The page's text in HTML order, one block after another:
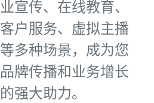
业宣传、在线教育、
客户服务、虚拟主播
等多种场景，成为您
品牌传播和业务增长
的强大助力。